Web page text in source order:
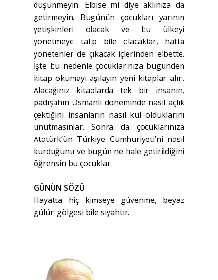
düşünmeyin. Elbise mi diye aklınıza da
getirmeyin. Bugünün çocukları yarının
yetişkinleri olacak ve bu ülkeyi
yönetmeye talip bile olacaklar, hatta
yönetenler de çıkacak içlerinden elbette.
İşte bu nedenle çocuklarınıza bugünden
kitap okumayı aşılayın yeni kitaplar alın.
Alacağınız kitaplarda tek bir insanın,
padişahın Osmanlı döneminde nasıl açlık
çektiğini insanların nasıl kul olduklarını
unutmasınlar. Sonra da çocuklarınıza
Atatürk’ün Türkiye Cumhuriyeti’ni nasıl
kurduğunu ve bugün ne hale getirildiğini
öğrensin bu çocuklar.
GÜNÜN SÖZÜ
Hayatta hiç kimseye güvenme, beyaz
gülün gölgesi bile siyahtır.